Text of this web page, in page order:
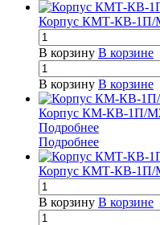
Корпус КМТ-КВ-1П/
В корзину В корзине
В корзину В корзине
Корпус КМ-КВ-1П/
Подробнее
Подробнее
Корпус КМТ-КВ-1П/
В корзину В корзине